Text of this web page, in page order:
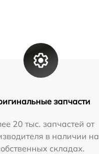
запчасти
20 тыс. запчастей от
в наличии на
складах.